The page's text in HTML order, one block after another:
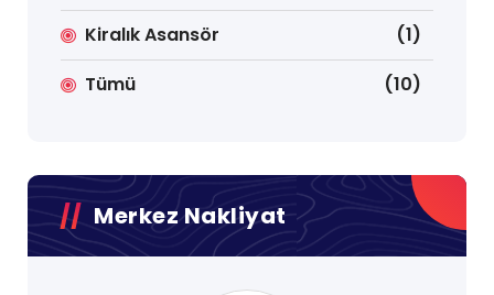
Kiralık Asansör
(1)
Tümü
(10)
Merkez Nakliyat